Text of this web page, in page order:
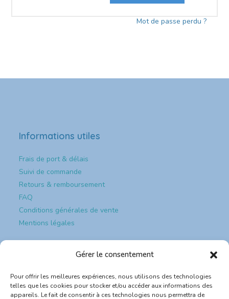
Gérer le consentement
Pour offrir les meilleures expériences, nous utilisons des technologies
telles que les cookies pour stocker et/ou accéder aux informations des
appareils. Le fait de consentir à ces technologies nous permettra de
Mot de passe perdu ?
Informations utiles
Frais de port & délais
Suivi de commande
Retours & remboursement
FAQ
Conditions générales de vente
Mentions légales
Paiement et sécurité
Paiement & sécurité